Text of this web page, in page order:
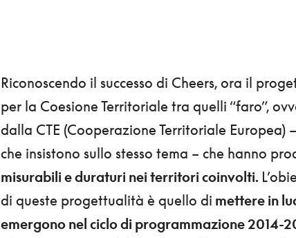
Riconoscendo il successo di Cheers, ora il
per la Coesione Territoriale tra quelli “faro”,
dalla CTE (Cooperazione Territoriale Europea)
che insistono sullo stesso tema – che hanno
misurabili e duraturi nei territori coinvolti.
di queste progettualità è quello di mettere in
emergono nel ciclo di programmazione 2014-